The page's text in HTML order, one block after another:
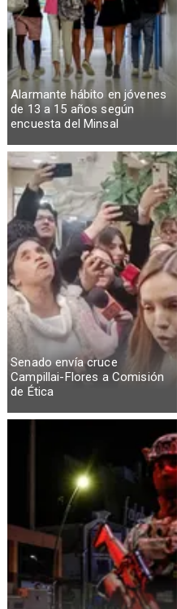
Alarmante hábito en jóvenes
de 13 a 15 años según
encuesta del Minsal
Senado envía cruce
Campillai-Flores a Comisión
de Ética